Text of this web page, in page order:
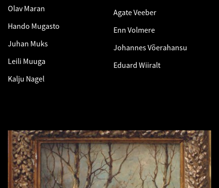
Olav Maran
Hando Mugasto
Juhan Muks
Leili Muuga
Kalju Nagel
Agate Veeber
Enn Volmere
Johannes Võerahansu
Eduard Wiiralt